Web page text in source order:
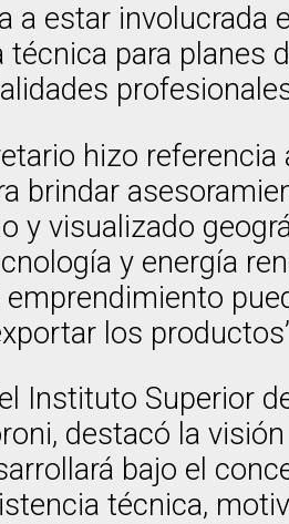
a estar
para planes
hizo
brindar
y visualizado
y energía
los
Instituto Superior
destacó la
bajo el
técnica,